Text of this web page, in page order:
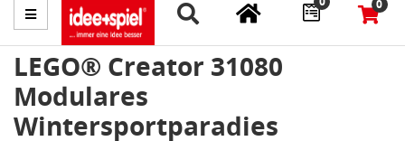
LEGO® Creator 31080
Modulares
Wintersportparadies